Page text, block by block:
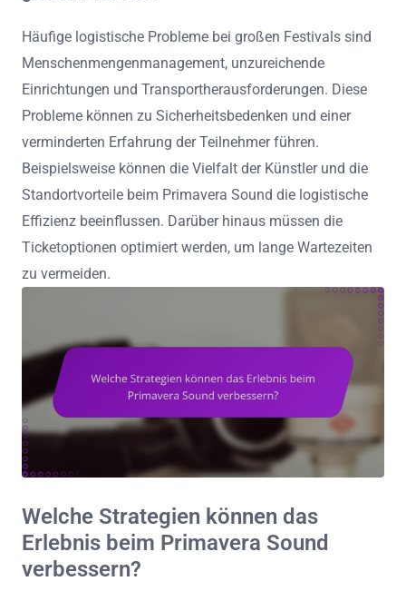
Häufige logistische Probleme bei großen Festivals sind
Menschenmengenmanagement, unzureichende
Einrichtungen und Transportherausforderungen. Diese
Probleme können zu Sicherheitsbedenken und einer
verminderten Erfahrung der Teilnehmer führen.
Beispielsweise können die Vielfalt der Künstler und die
Standortvorteile beim Primavera Sound die logistische
Effizienz beeinflussen. Darüber hinaus müssen die
Ticketoptionen optimiert werden, um lange Wartezeiten
zu vermeiden.
Welche Strategien können das
Erlebnis beim Primavera Sound
verbessern?